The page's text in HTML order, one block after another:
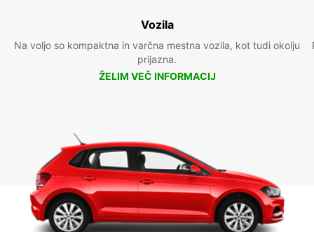
Vozila
Na voljo so kompaktna in varčna mestna vozila, kot tudi okolju
prijazna.
ŽELIM VEČ INFORMACIJ